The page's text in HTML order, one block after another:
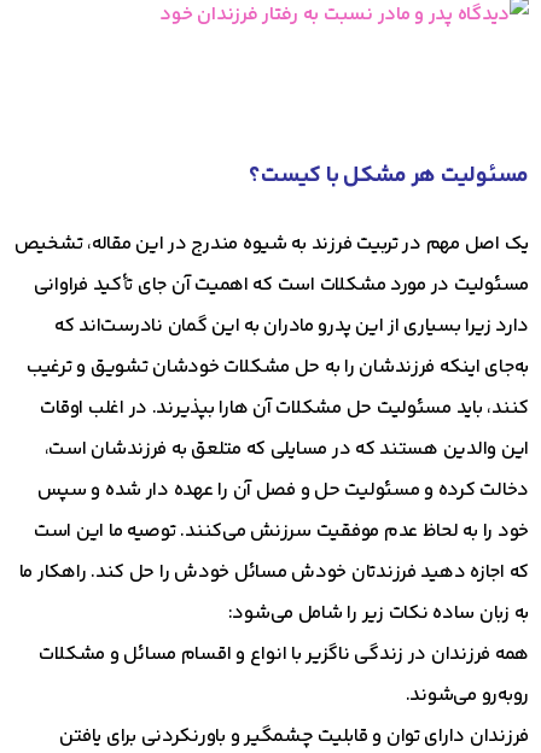
مسئولیت هر مشکل با کیست؟
یک اصل مهم در تربیت فرزند به شیوه مندرج در این مقاله، تشخیص
مسئولیت در مورد مشکلات است که اهمیت آن جای تأکید فراوانی
دارد زیرا بسیاری از این پدرو مادران به این گمان نادرست‌اند که
به‌جای اینکه فرزندشان را به حل مشکلات خودشان تشویق و ترغیب
کنند، باید مسئولیت حل مشکلات آن هارا بپذیرند. در اغلب اوقات
این والدین هستند که در مسایلی که متلعق به فرزندشان است،
دخالت کرده و مسئولیت حل و فصل آن را عهده دار شده و سپس
خود را به لحاظ عدم موفقیت سرزنش می‌کنند. توصیه ما این است
که اجازه دهید فرزندتان خودش مسائل خودش را حل کند. راهکار ما
به زبان ساده نکات زیر را شامل می‌شود:
همه فرزندان در زندگی ناگزیر با انواع و اقسام مسائل و مشکلات
روبه‌رو می‌شوند.
فرزندان دارای توان و قابلیت چشمگیر و باورنکردنی برای یافتن